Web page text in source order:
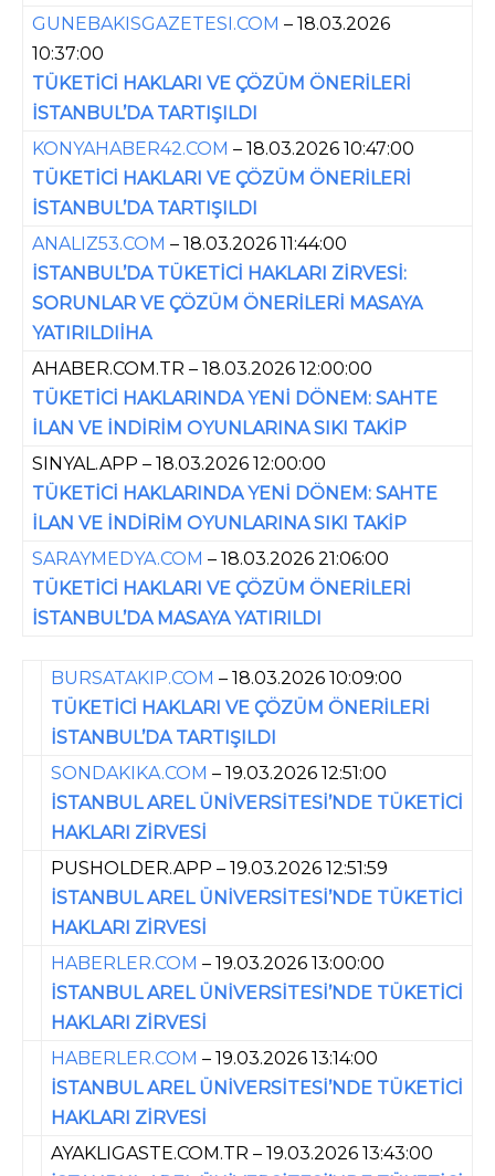
GUNEBAKISGAZETESI.COM – 18.03.2026
10:37:00
TÜKETİCİ HAKLARI VE ÇÖZÜM ÖNERİLERİ
İSTANBUL’DA TARTIŞILDI
KONYAHABER42.COM – 18.03.2026 10:47:00
TÜKETİCİ HAKLARI VE ÇÖZÜM ÖNERİLERİ
İSTANBUL’DA TARTIŞILDI
ANALIZ53.COM – 18.03.2026 11:44:00
İSTANBUL’DA TÜKETİCİ HAKLARI ZİRVESİ:
SORUNLAR VE ÇÖZÜM ÖNERİLERİ MASAYA
YATIRILDIİHA
AHABER.COM.TR – 18.03.2026 12:00:00
TÜKETİCİ HAKLARINDA YENİ DÖNEM: SAHTE
İLAN VE İNDİRİM OYUNLARINA SIKI TAKİP
SINYAL.APP – 18.03.2026 12:00:00
TÜKETİCİ HAKLARINDA YENİ DÖNEM: SAHTE
İLAN VE İNDİRİM OYUNLARINA SIKI TAKİP
SARAYMEDYA.COM – 18.03.2026 21:06:00
TÜKETİCİ HAKLARI VE ÇÖZÜM ÖNERİLERİ
İSTANBUL’DA MASAYA YATIRILDI
BURSATAKIP.COM – 18.03.2026 10:09:00
TÜKETİCİ HAKLARI VE ÇÖZÜM ÖNERİLERİ
İSTANBUL’DA TARTIŞILDI
SONDAKIKA.COM – 19.03.2026 12:51:00
İSTANBUL AREL ÜNİVERSİTESİ’NDE TÜKETİCİ
HAKLARI ZİRVESİ
PUSHOLDER.APP – 19.03.2026 12:51:59
İSTANBUL AREL ÜNİVERSİTESİ’NDE TÜKETİCİ
HAKLARI ZİRVESİ
HABERLER.COM – 19.03.2026 13:00:00
İSTANBUL AREL ÜNİVERSİTESİ’NDE TÜKETİCİ
HAKLARI ZİRVESİ
HABERLER.COM – 19.03.2026 13:14:00
İSTANBUL AREL ÜNİVERSİTESİ’NDE TÜKETİCİ
HAKLARI ZİRVESİ
AYAKLIGASTE.COM.TR – 19.03.2026 13:43:00